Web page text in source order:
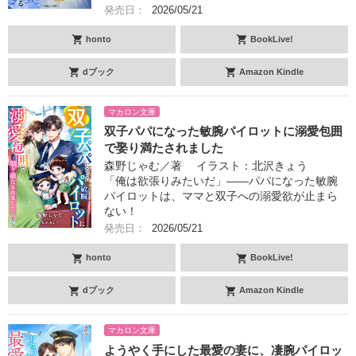
発売日： 2026/05/21
honto BookLive!
dブック Amazon Kindle
マカロン文庫
双子パパになった敏腕パイロットに溺愛包囲
で娶り満たされました
森野じゃむ／著 イラスト：北沢きょう
「俺は欲張りみたいだ」――パパになった敏腕
パイロットは、ママと双子への溺愛欲が止まら
ない！
発売日： 2026/05/21
honto BookLive!
dブック Amazon Kindle
マカロン文庫
ようやく手にした最愛の妻に、凄腕パイロッ